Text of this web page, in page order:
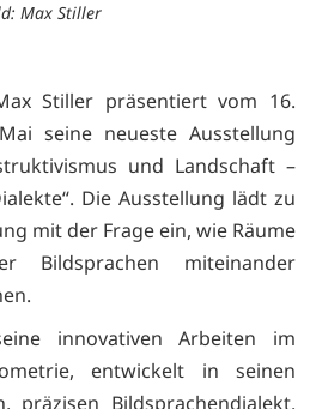
Max Stiller
Stiller präsentiert vom 16.
seine neueste Ausstellung
und Landschaft –
Die Ausstellung lädt zu
mit der Frage ein, wie Räume
Bildsprachen miteinander
innovativen Arbeiten im
entwickelt in seinen
präzisen Bildsprachendialekt.